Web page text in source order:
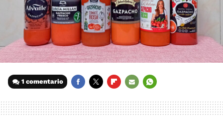
1 comentario
MAIL